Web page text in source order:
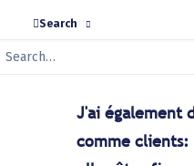
Search
Business ?
J'ai également
comme